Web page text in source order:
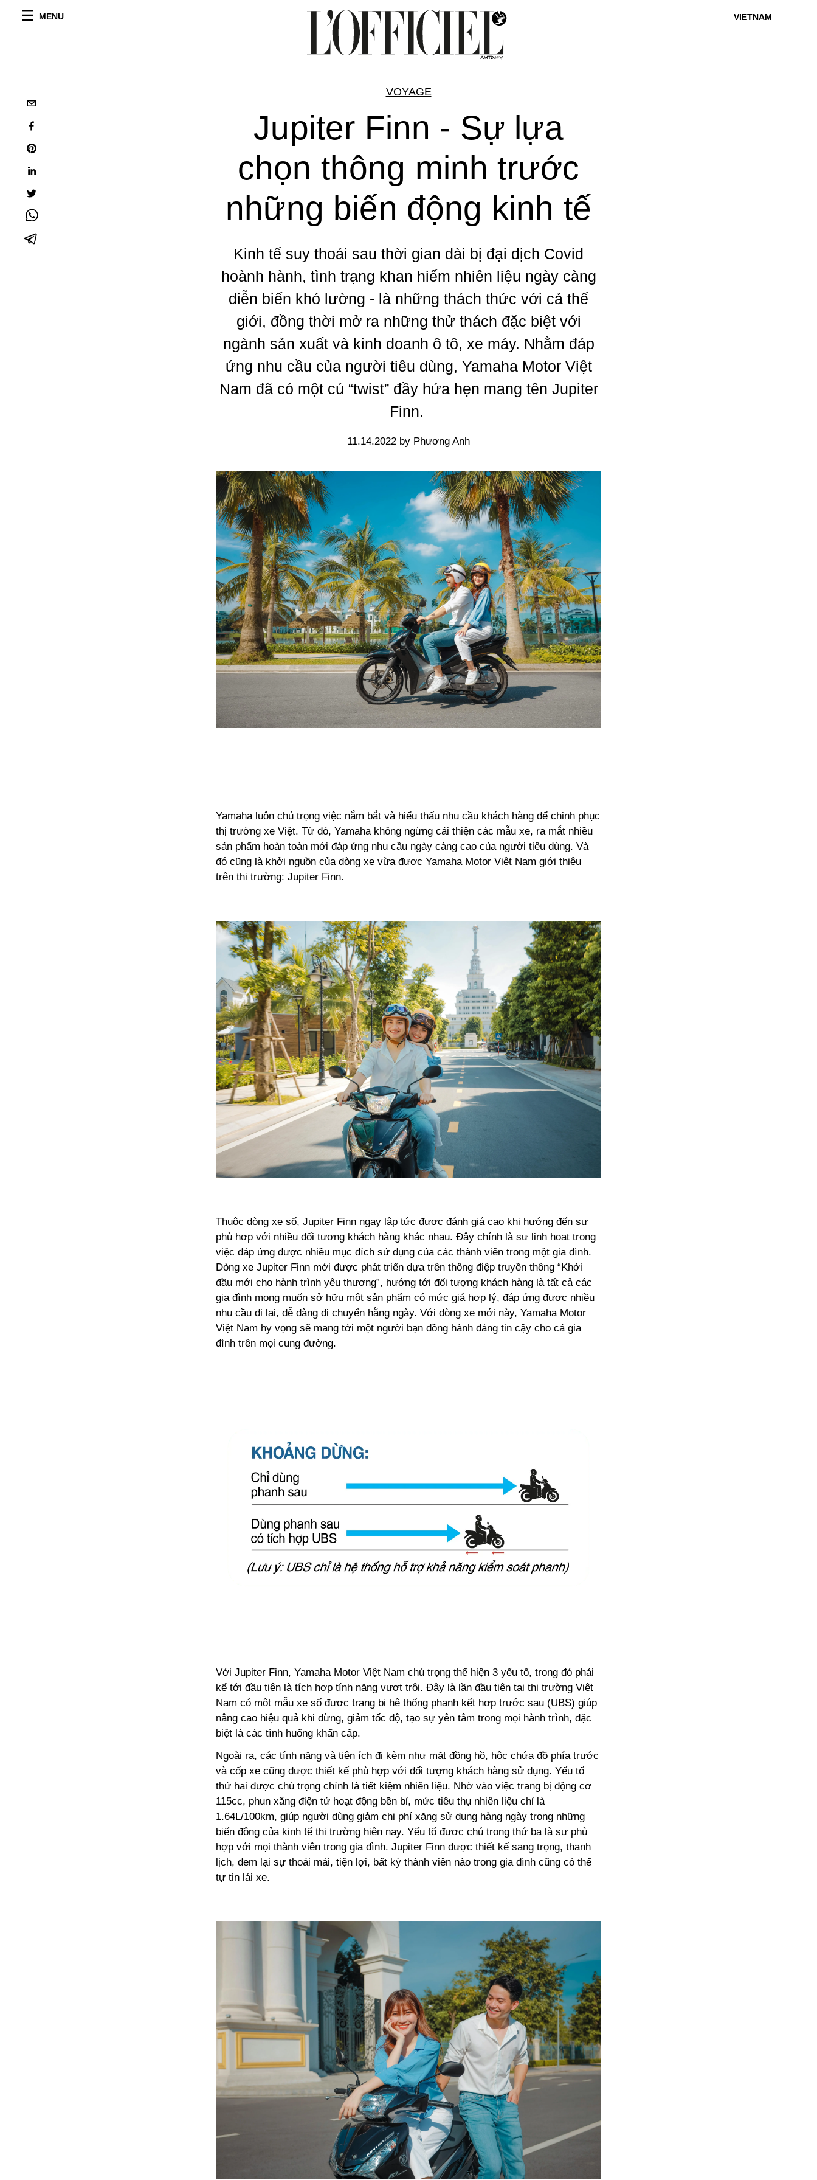
MENU VIETNAM
VOYAGE
Jupiter Finn - Sự lựa
chọn thông minh trước
những biến động kinh tế
Kinh tế suy thoái sau thời gian dài bị đại dịch Covid
hoành hành, tình trạng khan hiếm nhiên liệu ngày càng
diễn biến khó lường - là những thách thức với cả thế
giới, đồng thời mở ra những thử thách đặc biệt với
ngành sản xuất và kinh doanh ô tô, xe máy. Nhằm đáp
ứng nhu cầu của người tiêu dùng, Yamaha Motor Việt
Nam đã có một cú “twist” đầy hứa hẹn mang tên Jupiter
Finn.
11.14.2022 by Phương Anh
Yamaha luôn chú trọng việc nắm bắt và hiểu thấu nhu cầu khách hàng để chinh phục
thị trường xe Việt. Từ đó, Yamaha không ngừng cải thiện các mẫu xe, ra mắt nhiều
sản phẩm hoàn toàn mới đáp ứng nhu cầu ngày càng cao của người tiêu dùng. Và
đó cũng là khởi nguồn của dòng xe vừa được Yamaha Motor Việt Nam giới thiệu
trên thị trường: Jupiter Finn.
Thuộc dòng xe số, Jupiter Finn ngay lập tức được đánh giá cao khi hướng đến sự
phù hợp với nhiều đối tượng khách hàng khác nhau. Đây chính là sự linh hoạt trong
việc đáp ứng được nhiều mục đích sử dụng của các thành viên trong một gia đình.
Dòng xe Jupiter Finn mới được phát triển dựa trên thông điệp truyền thông “Khởi
đầu mới cho hành trình yêu thương”, hướng tới đối tượng khách hàng là tất cả các
gia đình mong muốn sở hữu một sản phẩm có mức giá hợp lý, đáp ứng được nhiều
nhu cầu đi lại, dễ dàng di chuyển hằng ngày. Với dòng xe mới này, Yamaha Motor
Việt Nam hy vọng sẽ mang tới một người bạn đồng hành đáng tin cậy cho cả gia
đình trên mọi cung đường.
Với Jupiter Finn, Yamaha Motor Việt Nam chú trọng thể hiện 3 yếu tố, trong đó phải
kể tới đầu tiên là tích hợp tính năng vượt trội. Đây là lần đầu tiên tại thị trường Việt
Nam có một mẫu xe số được trang bị hệ thống phanh kết hợp trước sau (UBS) giúp
nâng cao hiệu quả khi dừng, giảm tốc độ, tạo sự yên tâm trong mọi hành trình, đặc
biệt là các tình huống khẩn cấp.
Ngoài ra, các tính năng và tiện ích đi kèm như mặt đồng hồ, hộc chứa đồ phía trước
và cốp xe cũng được thiết kế phù hợp với đối tượng khách hàng sử dụng. Yếu tố
thứ hai được chú trọng chính là tiết kiệm nhiên liệu. Nhờ vào việc trang bị động cơ
115cc, phun xăng điện tử hoạt động bền bỉ, mức tiêu thụ nhiên liệu chỉ là
1.64L/100km, giúp người dùng giảm chi phí xăng sử dụng hàng ngày trong những
biến động của kinh tế thị trường hiện nay. Yếu tố được chú trọng thứ ba là sự phù
hợp với mọi thành viên trong gia đình. Jupiter Finn được thiết kế sang trọng, thanh
lịch, đem lại sự thoải mái, tiện lợi, bất kỳ thành viên nào trong gia đình cũng có thể
tự tin lái xe.